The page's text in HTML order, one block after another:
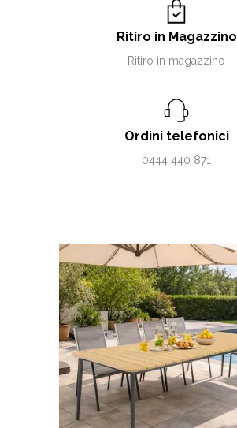
Ritiro in Magazzino
Ritiro in magazzino
Ordini telefonici
0444 440 871